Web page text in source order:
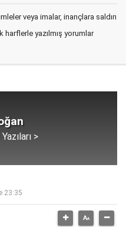
veya imalar, inançlara saldırı
harflerle yazılmış yorumlar
>
23:35